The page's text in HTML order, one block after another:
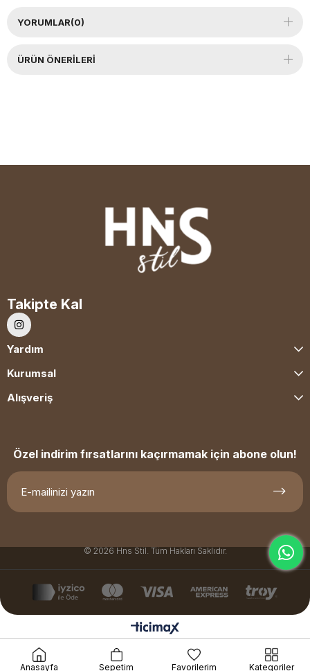
YORUMLAR(0)
ÜRÜN ÖNERILERI
Takipte Kal
Yardım
Kurumsal
Alışveriş
Özel indirim fırsatlarını kaçırmamak için abone olun!
© 2026 Hns Stil. Tüm Hakları Saklıdır.
Anasayfa Sepetim Favorilerim Kategoriler